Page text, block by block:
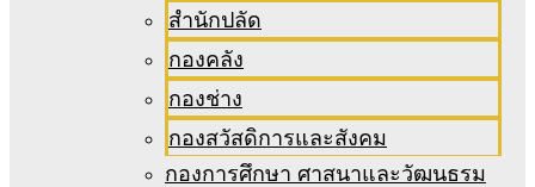
สำนักปลัด
กองคลัง
กองช่าง
กองสวัสดิการและสังคม
กองการศึกษา ศาสนาและวัฒนธรม